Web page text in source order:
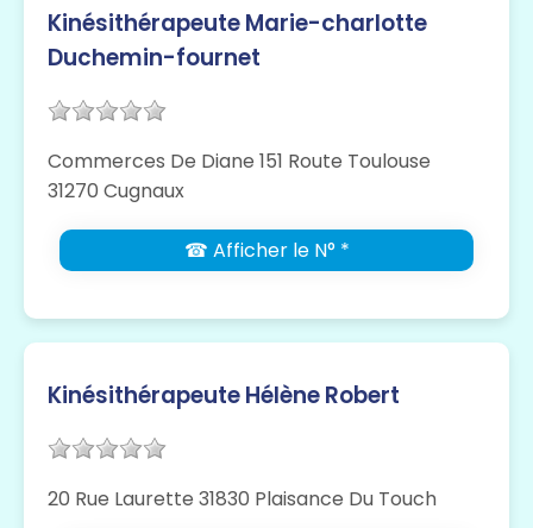
Kinésithérapeute Marie-charlotte
Duchemin-fournet
Commerces De Diane 151 Route Toulouse
31270 Cugnaux
☎ Afficher le N° *
Kinésithérapeute Hélène Robert
20 Rue Laurette 31830 Plaisance Du Touch